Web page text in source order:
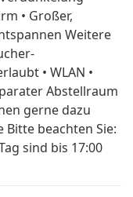
• Großer,
Weitere
• WLAN •
Abstellraum
gerne dazu
beachten Sie:
sind bis 17:00